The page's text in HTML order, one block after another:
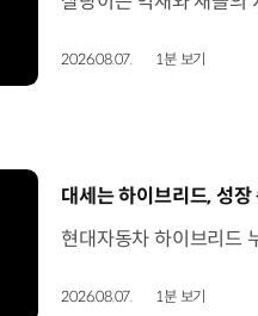
2026.08.07. 1분 보기
[동영상]
대세는 하이브리드, 성
2026.08.07. 1분 보기